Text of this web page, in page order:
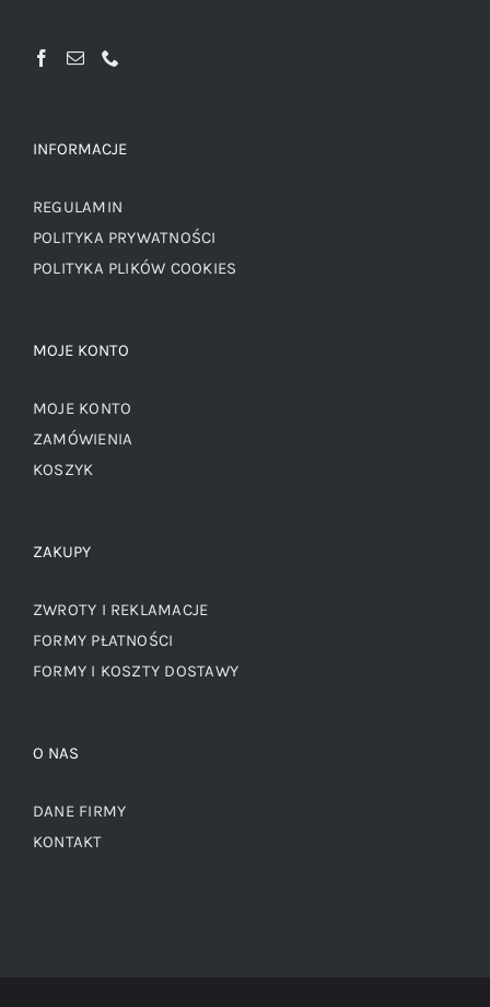
INFORMACJE
REGULAMIN
POLITYKA PRYWATNOŚCI
POLITYKA PLIKÓW COOKIES
MOJE KONTO
MOJE KONTO
ZAMÓWIENIA
KOSZYK
ZAKUPY
ZWROTY I REKLAMACJE
FORMY PŁATNOŚCI
FORMY I KOSZTY DOSTAWY
O NAS
DANE FIRMY
KONTAKT